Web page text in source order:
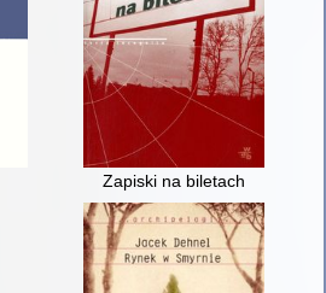
Zapiski na biletach